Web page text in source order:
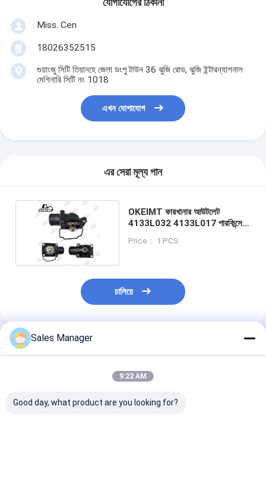
যোগাযোগের ঠিকানা
Miss. Cen
18026352515
গুয়াংজু সিটি তিয়ানহে জেলা ডংপু টাউন 36 ঝুজি রোড, ঝুজি ইন্টারন্যাশনাল
মেশিনারি সিটি নং 1018
এখন যোগাযোগ
এর সেরা মূল্য পান
OKEIMT কারখানার আউটলেট
4133L032 4133L017 পারকিন্সের
Price： 1 PCS
চালিয়ে
প্রস্তাবিত পণ্য
Sales Manager
9:22 AM
Good day, what product are you looking for?